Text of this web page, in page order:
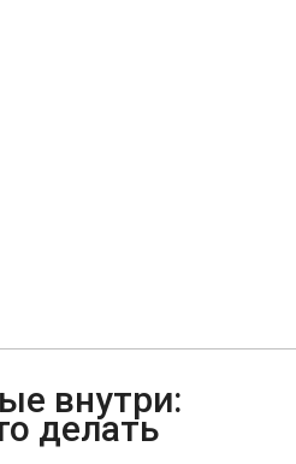
внутри:
делать